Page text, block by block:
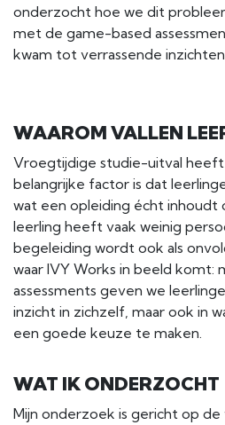
onderzocht hoe we dit
met de game-based
kwam tot verrassende
WAAROM VALLEN
Vroegtijdige studie-uitval heeft
belangrijke factor is dat
wat een opleiding écht inhoudt
leerling heeft vaak weinig
begeleiding wordt ook als
waar IVY Works in beeld komt:
assessments geven we
inzicht in zichzelf, maar ook in
een goede keuze te maken.
WAT IK ONDERZOCHT
Mijn onderzoek is gericht op de